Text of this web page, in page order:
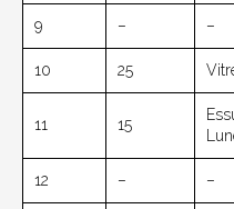
9 – –
10 25
11 15
12 – –